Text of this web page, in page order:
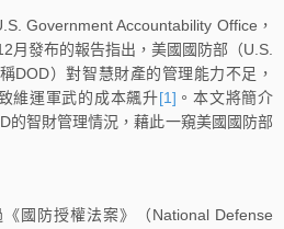
Government Accountability Office，
月發布的報告指出，美國國防部（U.S.
DOD）對智慧財產的管理能力不足，
維運軍武的成本飆升[1] 。本文將簡介
的智財管理情況，藉此一窺美國國防部
防授權法案》（National Defense